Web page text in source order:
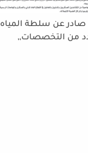
صادر عن سلطة المياه
من التخصصات,,